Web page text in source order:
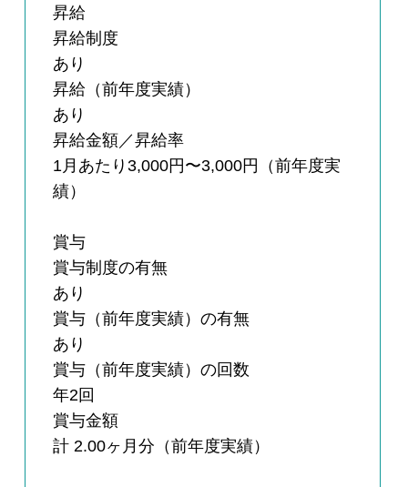
昇給
昇給制度
あり
昇給（前年度実績）
あり
昇給金額／昇給率
1月あたり3,000円〜3,000円（前年度実
績）
賞与
賞与制度の有無
あり
賞与（前年度実績）の有無
あり
賞与（前年度実績）の回数
年2回
賞与金額
計 2.00ヶ月分（前年度実績）